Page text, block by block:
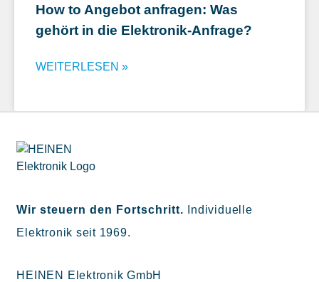
How to Angebot anfragen: Was
gehört in die Elektronik-Anfrage?
WEITERLESEN »
Wir steuern den Fortschritt.
Individuelle
Elektronik seit 1969.
HEINEN Elektronik GmbH